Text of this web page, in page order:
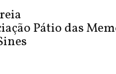
Pátio das